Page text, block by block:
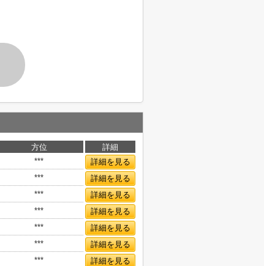
方位
詳細
***
詳細を見る
***
詳細を見る
***
詳細を見る
***
詳細を見る
***
詳細を見る
***
詳細を見る
***
詳細を見る